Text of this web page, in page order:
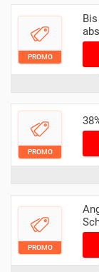
PROMO
PROMO
PROMO